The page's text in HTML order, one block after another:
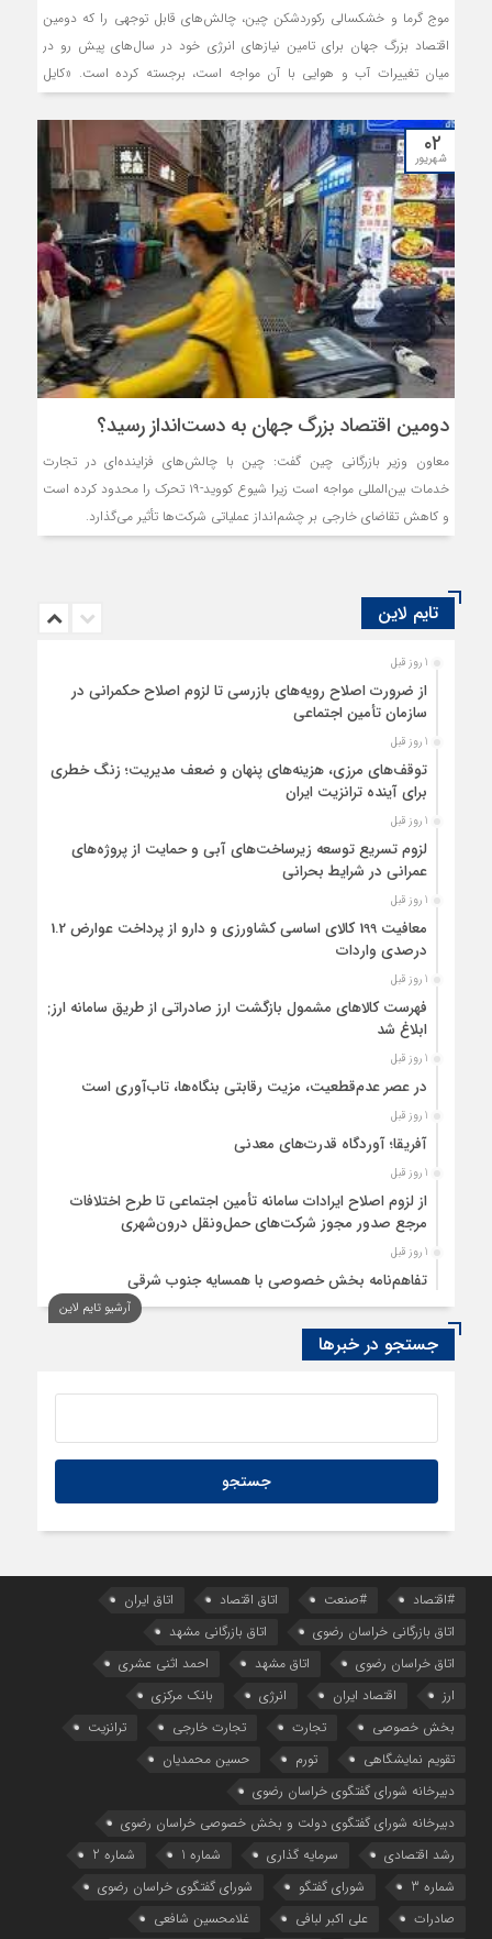
موج گرما و خشکسالی رکوردشکن چین، چالش‌های قابل توجهی را که دومین
اقتصاد بزرگ جهان برای تامین نیازهای انرژی خود در سال‌های پیش رو در
میان تغییرات آب و هوایی با آن مواجه است، برجسته کرده است. «کایل
مصرف انرژی عظیم چین را در سال‌های آینده افزایش می‌‌دهد. این به آن
معناست که سیاستگذاران نه تنها نیاز به مدیریت ماهرانه گذار از سوخت‌‌های
فسیلی به سمت انرژی سبز دارند، بلکه باید با کمبودهای شبکه انرژی‌‌های
تجدیدپذیر مانند آبی و بادی مقابله کنند. محدودیت‌‌های شبکه انرژی‌‌های
تجدیدپذیر موجود در چین ماه گذشته زمانی آشکار شد که خشکسالی
نیروگاه‌های برق آبی در امتداد رودخانه یانگ تسه را مختل کرد و میلیون‌‌ها
شهروند و کسب‌‌وکار را در جنوب غربی این کشور بدون برق گذاشت.
۰۲
شهریور
دومین اقتصاد بزرگ جهان به دست‌انداز رسید؟
معاون وزیر بازرگانی چین گفت: چین با چالش‌های فزاینده‌ای در تجارت
خدمات بین‌المللی مواجه است زیرا شیوع کووید-۱۹ تحرک را محدود کرده است
و کاهش تقاضای خارجی بر چشم‌انداز عملیاتی شرکت‌ها تأثیر می‌گذارد.
تایم لاین
1 روز قبل
از ضرورت اصلاح رویه‌های بازرسی تا لزوم اصلاح حکمرانی در
سازمان تأمین اجتماعی
1 روز قبل
توقف‌های مرزی، هزینه‌های پنهان و ضعف مدیریت؛ زنگ خطری
برای آینده ترانزیت ایران
1 روز قبل
لزوم تسریع توسعه زیرساخت‌های آبی و حمایت از پروژه‌های
عمرانی در شرایط بحرانی
1 روز قبل
معافیت 199 کالای اساسی کشاورزی و دارو از پرداخت عوارض 1.2
درصدی واردات
1 روز قبل
فهرست کالاهای مشمول بازگشت ارز صادراتی از طریق سامانه ارزی
ابلاغ شد
1 روز قبل
در عصر عدم‌قطعیت، مزیت رقابتی بنگاه‌ها، تاب‌آوری است
1 روز قبل
آفریقا؛ آوردگاه قدرت‌های معدنی
1 روز قبل
از لزوم اصلاح ایرادات سامانه تأمین اجتماعی تا طرح اختلافات
مرجع صدور مجوز شرکت‌های حمل‌ونقل درون‌شهری
1 روز قبل
تفاهم‌نامه بخش خصوصی با همسایه جنوب شرقی
2 روز قبل
سود اقتصاد‌ها از هوش مصنوعی
آرشیو تایم لاین
جستجو در خبرها
#اقتصاد #صنعت اتاق اقتصاد
اتاق ایران
اتاق بازرگانی خراسان رضوی
اتاق بازرگانی مشهد
اتاق خراسان رضوی
اتاق مشهد
احمد اثنی عشری
ارز
اقتصاد ایران انرژی
بانک مرکزی
بخش خصوصی
تجارت تجارت خارجی
ترانزیت
تقویم نمایشگاهی
تورم
حسین محمدیان
دبیرخانه شورای گفتگوی خراسان رضوی
دبیرخانه شورای گفتگوی دولت و بخش خصوصی خراسان رضوی
رشد اقتصادی
سرمایه گذاری شماره 1
شماره 2
شماره 3
شورای گفتگو
شورای گفتگوی خراسان رضوی
صادرات
علی اکبر لبافی غلامحسین شافعی